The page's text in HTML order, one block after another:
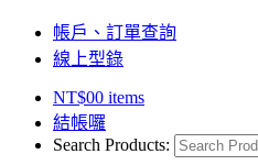
帳戶、訂單查詢
線上型錄
NT$00 items
結帳囉
Search Products: